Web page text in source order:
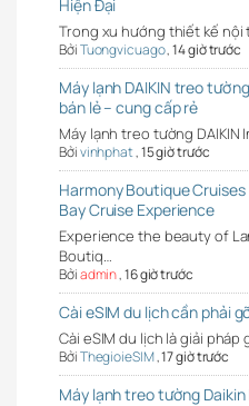
Hiện Đại
Trong xu hướng thiết kế nội
BởiTuongvicuago,14 giờ trước
Máy lạnh DAIKIN treo
bán lẻ – cung cấp rẻ
Máy lạnh treo tường DAIKIN
Bởivinhphat,15 giờ trước
Harmony Boutique
Bay Cruise Experience
Experience the beauty of
Boutiq…
Bởiadmin,16 giờ trước
Cài eSIM du lịch cần phải
Cài eSIM du lịch là giải
BởiThegioieSIM,17 giờ trước
Máy lạnh treo tường Daikin